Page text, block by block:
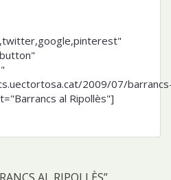
2009/07/
al Ripollès"]